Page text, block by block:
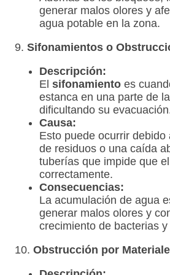
generar malos olores y
agua potable en la zona.
9. Sifonamientos o
Descripción:
El sifonamiento es
estanca en una parte de
dificultando su
Causa:
Esto puede ocurrir debido
de residuos o una caída
tuberías que impide que
correctamente.
Consecuencias:
La acumulación de agua
generar malos olores y
crecimiento de bacterias y
10. Obstrucción por